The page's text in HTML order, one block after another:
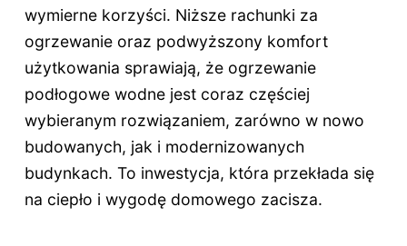
wymierne korzyści. Niższe rachunki za
ogrzewanie oraz podwyższony komfort
użytkowania sprawiają, że ogrzewanie
podłogowe wodne jest coraz częściej
wybieranym rozwiązaniem, zarówno w nowo
budowanych, jak i modernizowanych
budynkach. To inwestycja, która przekłada się
na ciepło i wygodę domowego zacisza.